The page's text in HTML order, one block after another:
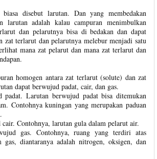
biasa disebut larutan. Dan yang membedakan
larutan adalah kalau campuran menimbulkan
dan pelarutnya bisa di bedakan dan dapat
zat terlarut dan pelarutnya melebur menjadi satu
mana zat pelarut dan mana zat terlarut dan
homogen antara zat terlarut (solute) dan zat
dapat berwujud padat, cair, dan gas.
padat. Larutan berwujud padat bisa ditemukan
Contohnya kuningan yang merupakan paduan
Contohnya, larutan gula dalam pelarut air.
gas. Contohnya, ruang yang terdiri atas
gas, diantaranya adalah nitrogen, oksigen, dan